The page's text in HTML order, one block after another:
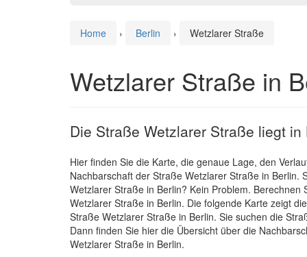
Home › Berlin › Wetzlarer Straße
Wetzlarer Straße in
Die Straße Wetzlarer Straße liegt in
Hier finden Sie die Karte, die genaue Lage, den
Nachbarschaft der Straße Wetzlarer Straße in Berlin.
Wetzlarer Straße in Berlin? Kein Problem. Berechnen
Wetzlarer Straße in Berlin. Die folgende Karte zeigt
Straße Wetzlarer Straße in Berlin. Sie suchen die
Dann finden Sie hier die Übersicht über die
Wetzlarer Straße in Berlin.